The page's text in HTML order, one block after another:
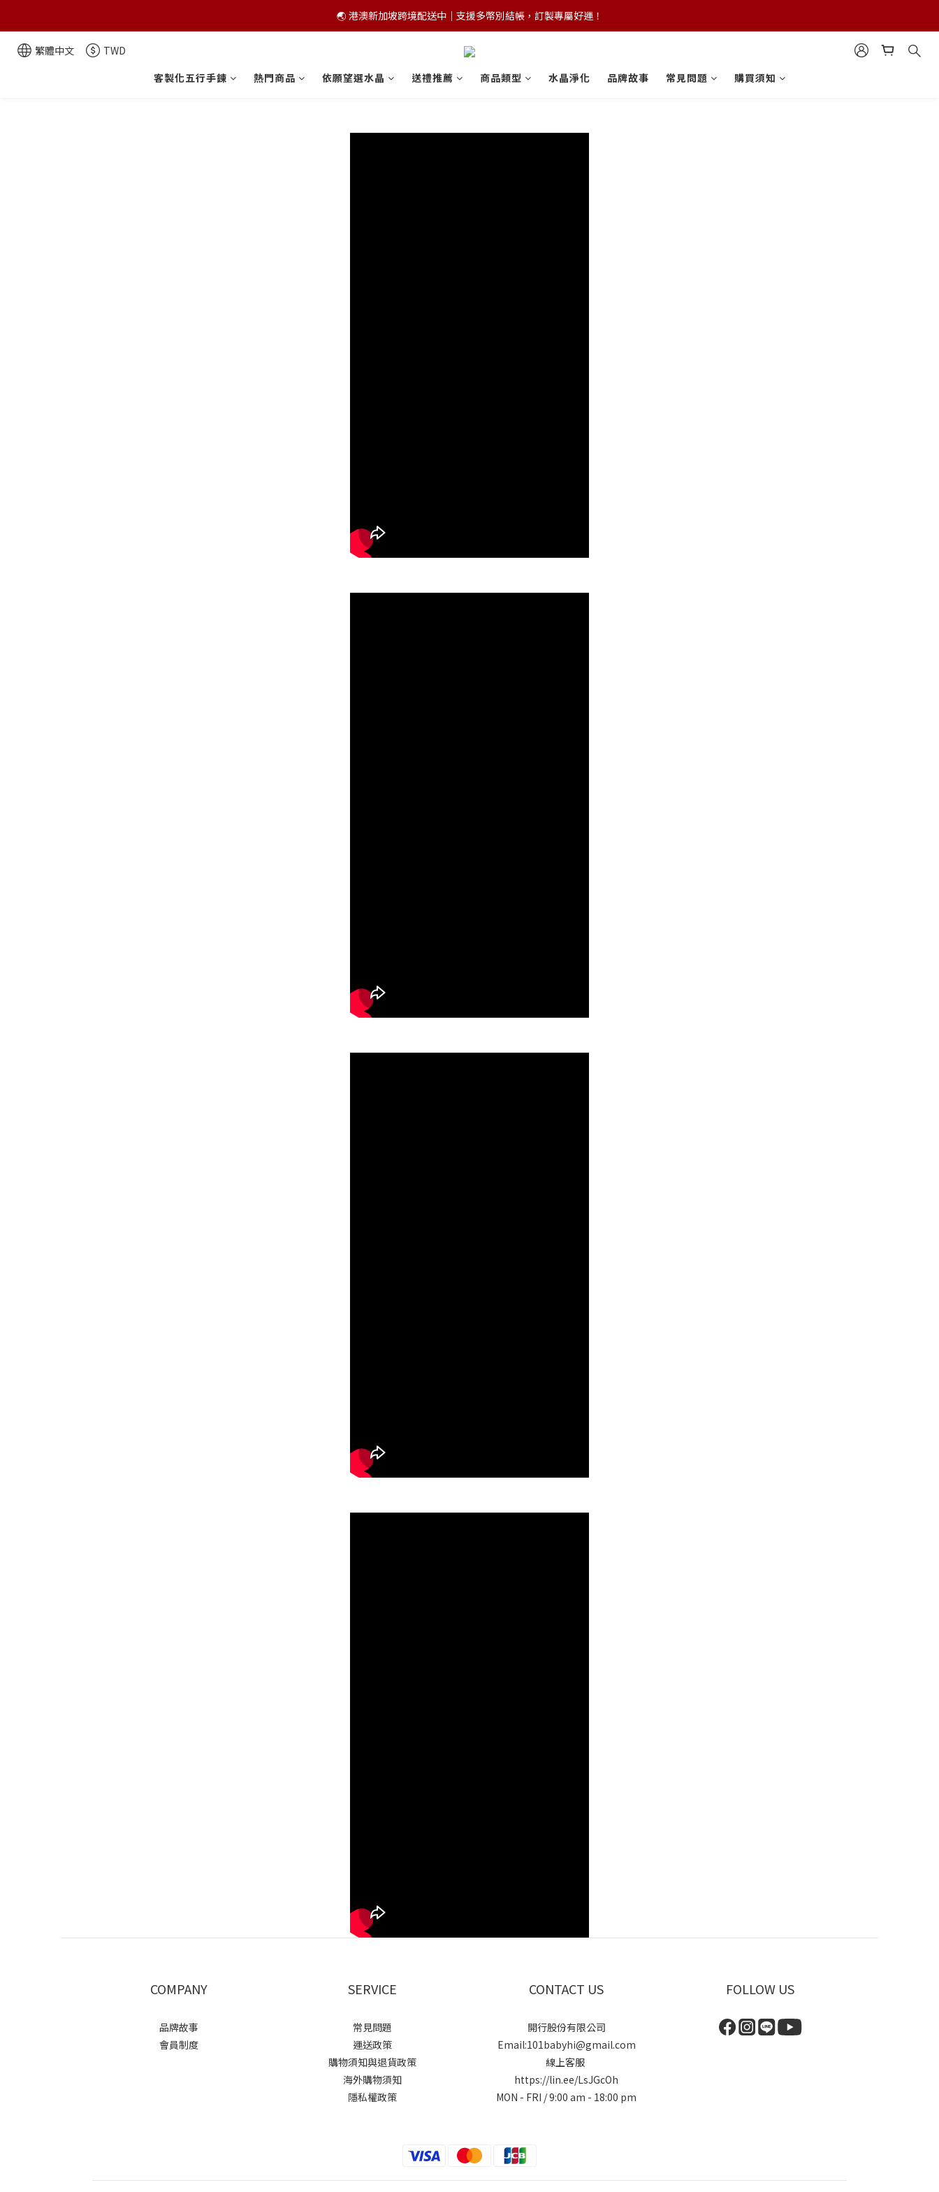
💫你的好運密碼藏在五行命卦裡！立即客製五行開運手鍊
🌏 港澳新加坡跨境配送中｜支援多幣別結帳，訂製專屬好運！
💫你的好運密碼藏在五行命卦裡！立即客製五行開運手鍊
繁體中文
TWD
客製化五行手鍊
熱門商品 依願望選水晶 送禮推薦 商品類型 水晶淨化 品牌故事 常見問題 購買須知
COMPANY
品牌故事
會員制度
SERVICE
常見問題
運送政策
購物須知與退貨政策
海外購物須知
隱私權政策
CONTACT US
開行股份有限公司
Email:101babyhi@gmail.com
線上客服
https://lin.ee/LsJGcOh
MON - FRI / 9:00 am - 18:00 pm
FOLLOW US